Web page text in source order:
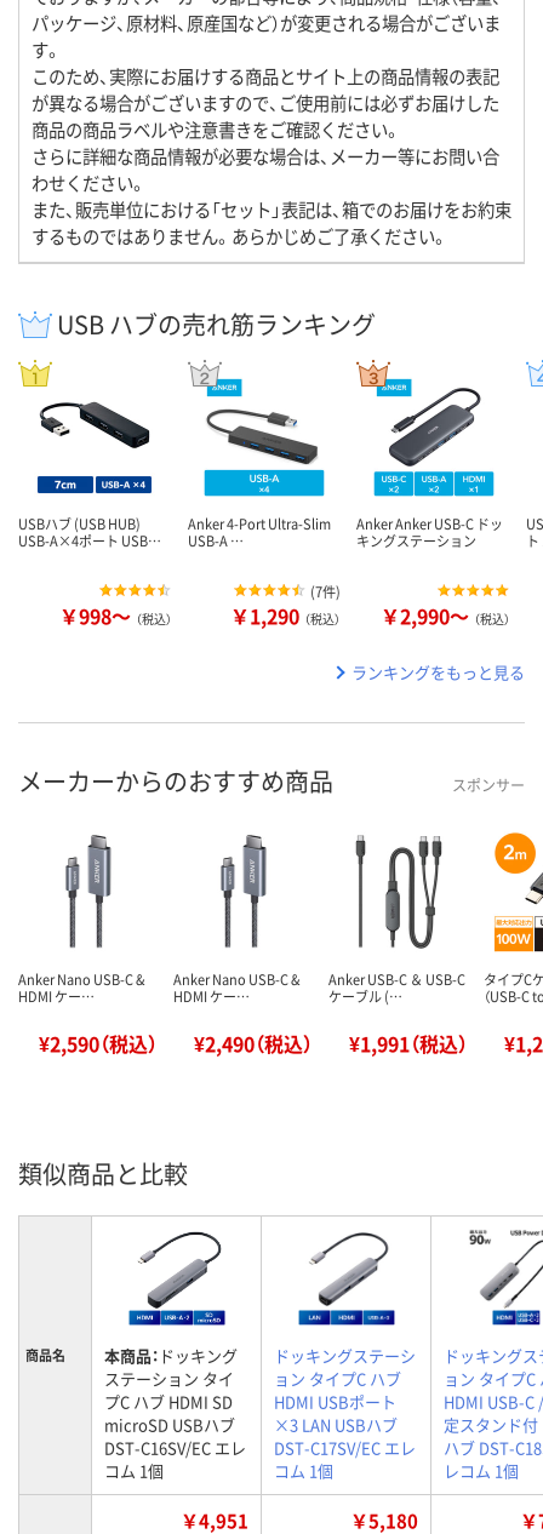
パッケージ、原材料、原産国など）が変更される場合がございま
す。
このため、実際にお届けする商品とサイト上の商品情報の表記
が異なる場合がございますので、ご使用前には必ずお届けした
商品の商品ラベルや注意書きをご確認ください。
さらに詳細な商品情報が必要な場合は、メーカー等にお問い合
わせください。
また、販売単位における「セット」表記は、箱でのお届けをお約束
するものではありません。あらかじめご了承ください。
USB ハブの売れ筋ランキング
USBハブ (USB HUB)
USB-A×4ポート USB…
￥998～ （税込）
Anker 4-Port Ultra-Slim
USB-A …
(7件)
￥1,290 （税込）
Anker Anker USB-C ドッ
キングステーション
￥2,990～ （税込）
ランキングをもっと見る
メーカーからのおすすめ商品 スポンサー
Anker Nano USB-C &
HDMI ケー…
¥2,590（税込）
Anker Nano USB-C &
HDMI ケー…
¥2,490（税込）
Anker USB-C ＆ USB-C
ケーブル (…
¥1,991（税込）
タイプC
（USB-C
類似商品と比較
商品名 本商品： ドッキング
ステーション タイ
プC ハブ HDMI SD
microSD USBハブ
DST-C16SV/EC エレ
コム 1個
ドッキングステーシ
ョン タイプC ハブ
HDMI USBポート
×3 LAN USBハブ
DST-C17SV/EC エレ
コム 1個
ドッキング
ョン タイプC
HDMI USB-C
定スタンド付
ハブ DST-
レコム 1個
￥4,951 ￥5,180